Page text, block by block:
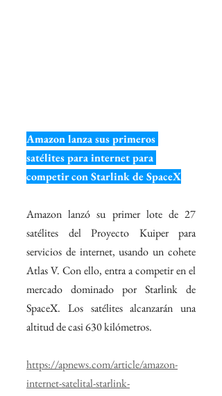
Amazon lanza sus primeros
satélites para internet para
competir con Starlink de SpaceX
Amazon lanzó su primer lote de 27
satélites del Proyecto Kuiper para
servicios de internet, usando un cohete
Atlas V. Con ello, entra a competir en el
mercado dominado por Starlink de
SpaceX. Los satélites alcanzarán una
altitud de casi 630 kilómetros.
https://apnews.com/article/amazon-
internet-satelital-starlink-